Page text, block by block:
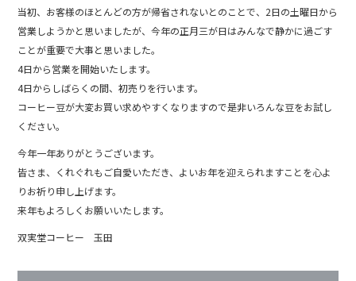
当初、お客様のほとんどの方が帰省されないとのことで、2日の土曜日から
営業しようかと思いましたが、今年の正月三が日はみんなで静かに過ごす
ことが重要で大事と思いました。
4日から営業を開始いたします。
4日からしばらくの間、初売りを行います。
コーヒー豆が大変お買い求めやすくなりますので是非いろんな豆をお試し
ください。
今年一年ありがとうございます。
皆さま、くれぐれもご自愛いただき、よいお年を迎えられますことを心よ
りお祈り申し上げます。
来年もよろしくお願いいたします。
双実堂コーヒー 玉田